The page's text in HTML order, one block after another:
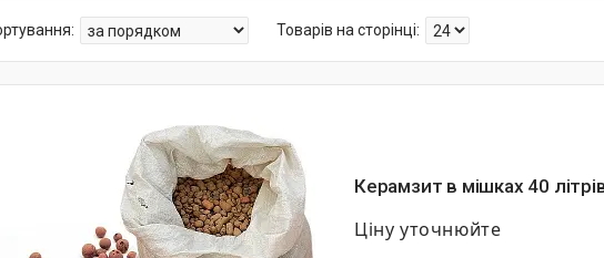
Керамзит в мішках 40
Ціну уточнюйте